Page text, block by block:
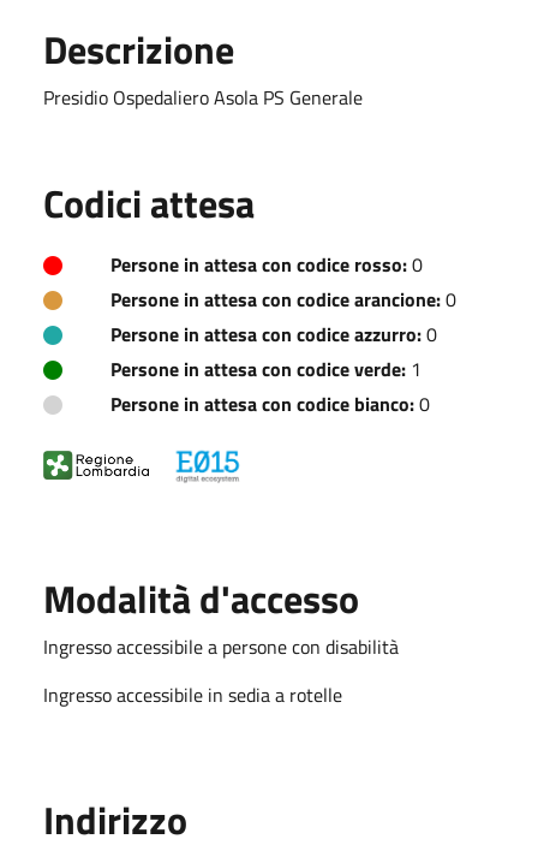
Descrizione
Presidio Ospedaliero Asola PS Generale
Codici attesa
Persone in attesa con codice rosso:0
Persone in attesa con codice arancione:0
Persone in attesa con codice azzurro:0
Persone in attesa con codice verde: 1
Persone in attesa con codice bianco:0
Modalità d'accesso
Ingresso accessibile a persone con disabilità
Ingresso accessibile in sedia a rotelle
Indirizzo